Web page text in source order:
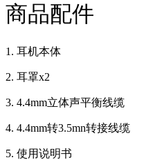
商品配件
1. 耳机本体
2. 耳罩x2
3. 4.4mm立体声平衡线缆
4. 4.4mm转3.5mn转接线缆
5. 使用说明书